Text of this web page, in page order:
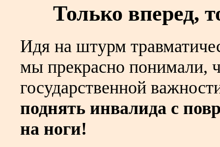
Только вперед,
Идя на штурм
мы прекрасно понимали,
государственной
поднять инвалида с
на ноги!